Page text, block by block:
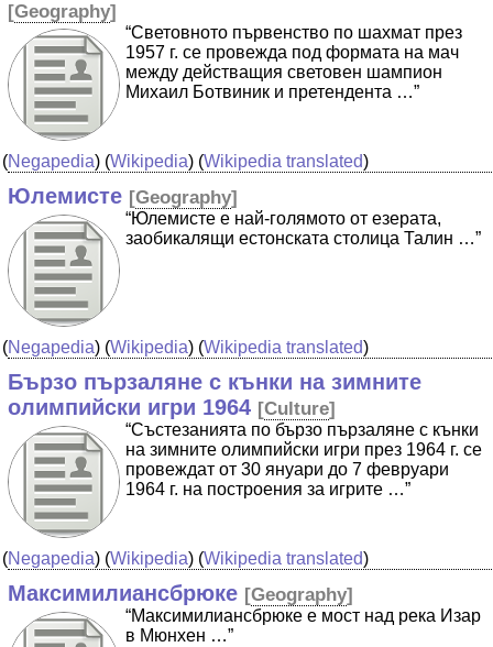
[Geography]
“Световното първенство по шахмат през
1957 г. се провежда под формата на мач
между действащия световен шампион
Михаил Ботвиник и претендента …”
(Negapedia) (Wikipedia) (Wikipedia translated)
Юлемисте [Geography]
“Юлемисте е най-голямото от езерата,
заобикалящи естонската столица Талин …”
(Negapedia) (Wikipedia) (Wikipedia translated)
Бързо пързаляне с кънки на зимните
олимпийски игри 1964 [Culture]
“Състезанията по бързо пързаляне с кънки
на зимните олимпийски игри през 1964 г. се
провеждат от 30 януари до 7 февруари
1964 г. на построения за игрите …”
(Negapedia) (Wikipedia) (Wikipedia translated)
Максимилиансбрюке [Geography]
“Максимилиансбрюке е мост над река Изар
в Мюнхен …”